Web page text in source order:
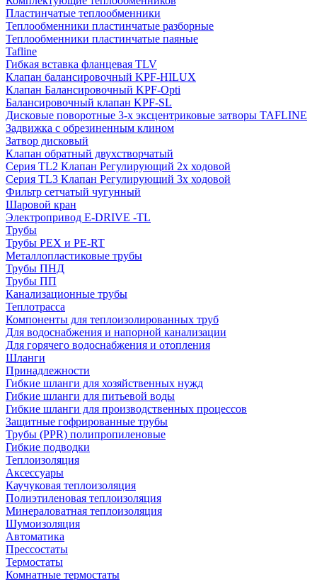
Пластинчатые теплообменники
Теплообменники пластинчатые разборные
Теплообменники пластинчатые паяные
Tafline
Гибкая вставка фланцевая TLV
Клапан балансировочный KPF-HILUX
Клапан Балансировочный KPF-Opti
Балансировочный клапан KPF-SL
Дисковые поворотные 3-х эксцентриковые затворы TAFLINE
Задвижка с обрезиненным клином
Затвор дисковый
Клапан обратный двухстворчатый
Серия TL2 Клапан Регулирующий 2х ходовой
Серия TL3 Клапан Регулирующий 3х ходовой
Фильтр сетчатый чугунный
Шаровой кран
Электропривод E-DRIVE -TL
Трубы
Трубы PEX и PE-RT
Металлопластиковые трубы
Трубы ПНД
Трубы ПП
Канализационные трубы
Теплотрасса
Компоненты для теплоизолированных труб
Для водоснабжения и напорной канализации
Для горячего водоснабжения и отопления
Шланги
Принадлежности
Гибкие шланги для хозяйственных нужд
Гибкие шланги для питьевой воды
Гибкие шланги для производственных процессов
Защитные гофрированные трубы
Трубы (РРR) полипропиленовые
Гибкие подводки
Теплоизоляция
Аксессуары
Каучуковая теплоизоляция
Полиэтиленовая теплоизоляция
Минераловатная теплоизоляция
Шумоизоляция
Автоматика
Прессостаты
Термостаты
Комнатные термостаты